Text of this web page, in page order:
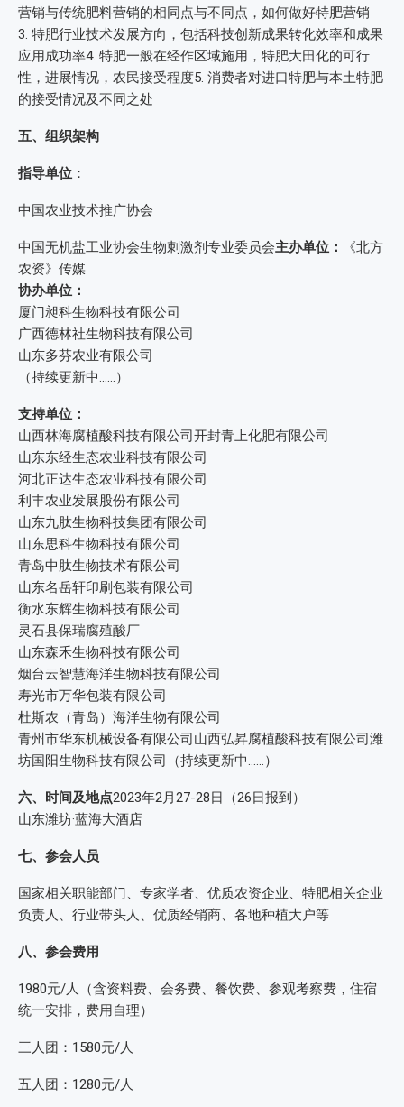
营销与传统肥料营销的相同点与不同点，如何做好特肥营销
3. 特肥行业技术发展方向，包括科技创新成果转化效率和成果
应用成功率4. 特肥一般在经作区域施用，特肥大田化的可行
性，进展情况，农民接受程度5. 消费者对进口特肥与本土特肥
的接受情况及不同之处
五、组织架构
指导单位 ：
中国农业技术推广协会
中国无机盐工业协会生物刺激剂专业委员会主办单位：
《北方
农资》传媒
协办单位：
厦门昶科生物科技有限公司
广西德林社生物科技有限公司
山东多芬农业有限公司
（持续更新中……）
支持单位：
山西林海腐植酸科技有限公司开封青上化肥有限公司
山东东经生态农业科技有限公司
河北正达生态农业科技有限公司
利丰农业发展股份有限公司
山东九肽生物科技集团有限公司
山东思科生物科技有限公司
青岛中肽生物技术有限公司
山东名岳轩印刷包装有限公司
衡水东辉生物科技有限公司
灵石县保瑞腐殖酸厂
山东森禾生物科技有限公司
烟台云智慧海洋生物科技有限公司
寿光市万华包装有限公司
杜斯农（青岛）海洋生物有限公司
青州市华东机械设备有限公司山西弘昇腐植酸科技有限公司潍
坊国阳生物科技有限公司（持续更新中……）
六、时间及地点2023年2月27-28日（26日报到）
山东潍坊·蓝海大酒店
七、参会人员
国家相关职能部门、专家学者、优质农资企业、特肥相关企业
负责人、行业带头人、优质经销商、各地种植大户等
八、参会费用
1980元/人（含资料费、会务费、餐饮费、参观考察费，住宿
统一安排，费用自理）
三人团：1580元/人
五人团：1280元/人